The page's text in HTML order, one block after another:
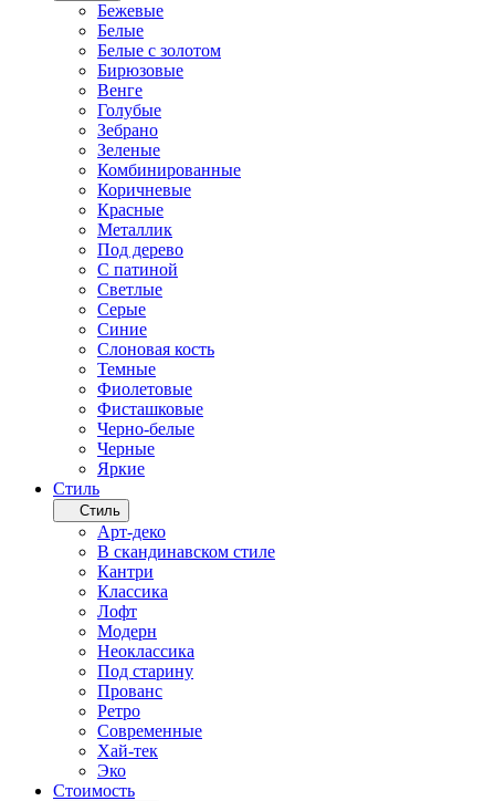
Бежевые
Белые
Белые с золотом
Бирюзовые
Венге
Голубые
Зебрано
Зеленые
Комбинированные
Коричневые
Красные
Металлик
Под дерево
С патиной
Светлые
Серые
Синие
Слоновая кость
Темные
Фиолетовые
Фисташковые
Черно-белые
Черные
Яркие
Стиль
Стиль
Арт-деко
В скандинавском стиле
Кантри
Классика
Лофт
Модерн
Неоклассика
Под старину
Прованс
Ретро
Современные
Хай-тек
Эко
Стоимость